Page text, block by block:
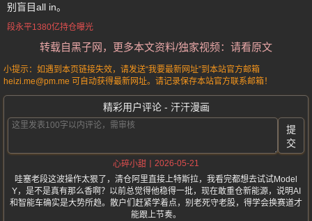
别盲目all in。
段永平1380亿持仓曝光
转载自黑子网，更多本文资料/独家视频：请看原文
小提示：如遇到本页链接失效，请发送“我要最新网址”到本站官方邮箱
heizi.me@pm.me 可自动获得最新网址。请记录保存本站官方联系邮箱！
精彩用户评论 - 汗汗漫画
提
交
心碎小甜
2026-05-21
哇塞老段这波操作太狠了，清仓阿里直接上特斯拉，我看完都想去试试Model
Y，是不是真有那么香啊？以前总觉得他稳得一批，现在敢重仓新能源，说明AI
和智能车确实是大势所趋。散户们赶紧学着点，别老死守老股，得学会换赛道才
能跟上节奏。